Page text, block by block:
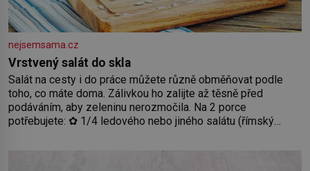
nejsemsama.cz
Vrstvený salát do skla
Salát na cesty i do práce můžete různě obměňovat podle
toho, co máte doma. Zálivkou ho zalijte až těsně před
podáváním, aby zeleninu nerozmočila. Na 2 porce
potřebujete: ✿ 1/4 ledového nebo jiného salátu (římský
2 rajčata Zálivka: ✿ 4 lžíce olivového oleje ✿ 1 lžíci citronové